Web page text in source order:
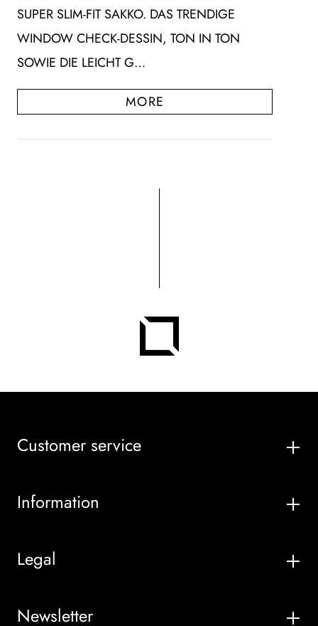
SUPER SLIM-FIT SAKKO. DAS TRENDIGE
WINDOW CHECK-DESSIN, TON IN TON
SOWIE DIE LEICHT G…
MORE
Customer service
Information
Legal
Newsletter